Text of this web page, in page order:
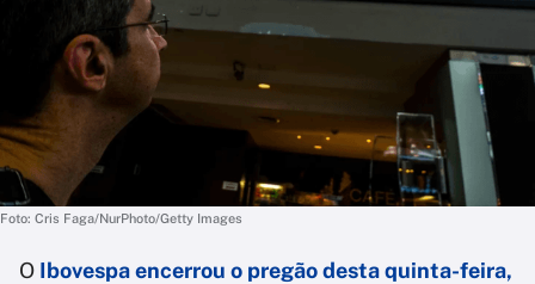
Foto: Cris Faga/NurPhoto/Getty Images
O Ibovespa encerrou o pregão desta quinta-feira,